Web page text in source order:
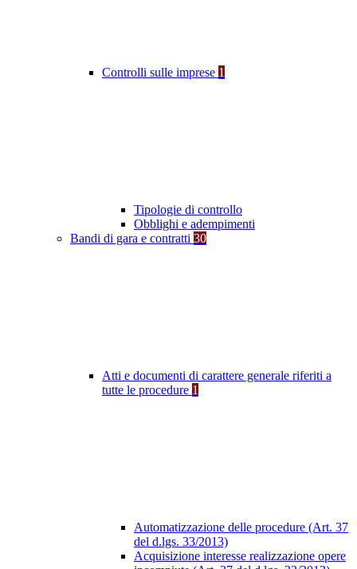
Controlli sulle imprese 1
Tipologie di controllo
Obblighi e adempimenti
Bandi di gara e contratti 30
Atti e documenti di carattere generale riferiti a
tutte le procedure 1
Automatizzazione delle procedure (Art. 37
del d.lgs. 33/2013)
Acquisizione interesse realizzazione opere